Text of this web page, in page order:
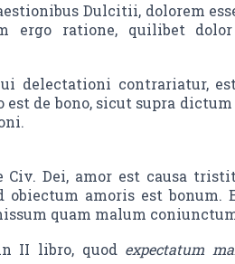
Dulcitii, dolorem
ergo ratione, quilibet
delectationi contrariatur,
de bono, sicut supra dictum
Civ. Dei, amor est causa
amoris est bonum.
quam malum
II libro, quod expectatum